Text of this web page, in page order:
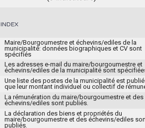
INDEX
Maire/Bourgoumestre et échevins/ediles de la
municipalité: données biographiques et CV sont
spécifiés
Les adresses e-mail du maire/bourgoumestre et
échevins/ediles de la municipalité sont
Une liste des postes de la municipalité est
que leur montant individuel ou collectif de
La rémunération du maire/bourgoumestre et des
échevins/ediles sont publiés.
La déclaration des biens et propriétés du
maire/bourgoumestre et des échevins/ediles
publiés.